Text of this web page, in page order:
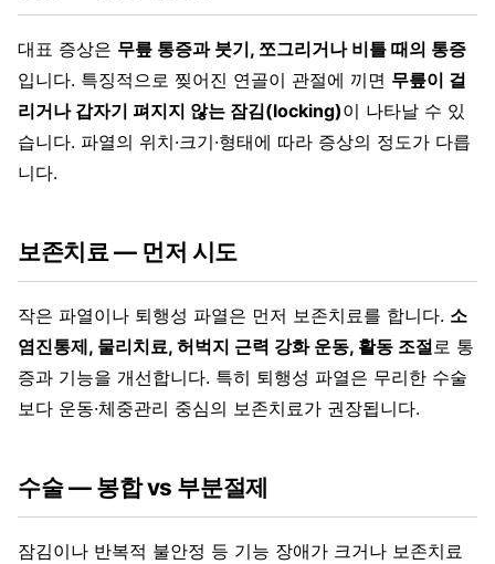
대표 증상은 무릎 통증과 붓기, 쪼그리거나 비틀 때의 통증
입니다. 특징적으로 찢어진 연골이 관절에 끼면 무릎이 걸
리거나 갑자기 펴지지 않는 잠김(locking)이 나타날 수 있
습니다. 파열의 위치·크기·형태에 따라 증상의 정도가 다릅
니다.
보존치료 — 먼저 시도
작은 파열이나 퇴행성 파열은 먼저 보존치료를 합니다. 소
염진통제, 물리치료, 허벅지 근력 강화 운동, 활동 조절로 통
증과 기능을 개선합니다. 특히 퇴행성 파열은 무리한 수술
보다 운동·체중관리 중심의 보존치료가 권장됩니다.
수술 — 봉합 vs 부분절제
잠김이나 반복적 불안정 등 기능 장애가 크거나 보존치료